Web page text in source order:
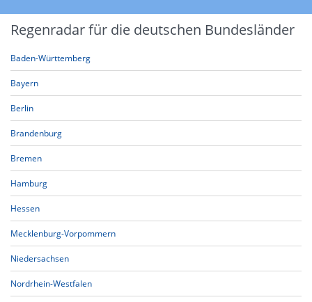
Regenradar für die deutschen Bundesländer
Baden-Württemberg
Bayern
Berlin
Brandenburg
Bremen
Hamburg
Hessen
Mecklenburg-Vorpommern
Niedersachsen
Nordrhein-Westfalen